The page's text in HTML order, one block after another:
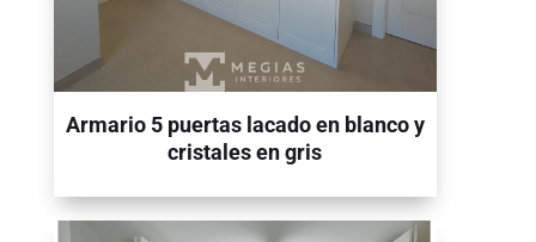
Armario 5 puertas lacado en blanco y
cristales en gris